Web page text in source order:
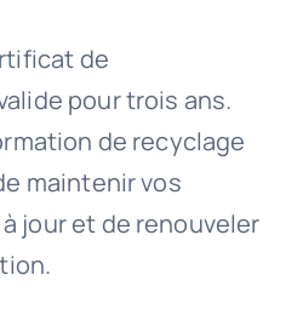
de
pour trois ans.
de recyclage
maintenir vos
jour et de renouveler